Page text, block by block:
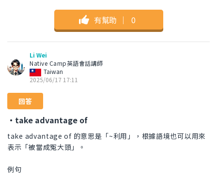
有幫助 ｜ 0
Li Wei
Native Camp英語會話講師
Taiwan
2025/06/17 17:11
回答
・take advantage of
take advantage of 的意思是「~利用」，根據語境也可以用來
表示「被當成冤大頭」。
例句